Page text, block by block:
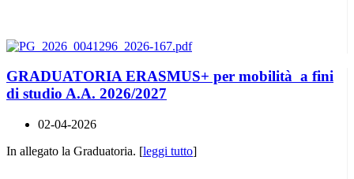
GRADUATORIA ERASMUS+ per mobilità a fini
di studio A.A. 2026/2027
02-04-2026
In allegato la Graduatoria. [leggi tutto]